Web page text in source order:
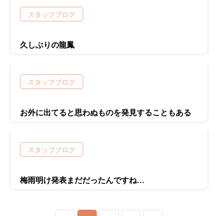
スタッフブログ
久しぶりの龍鳳
スタッフブログ
お外に出てると思わぬものを発見することもある
スタッフブログ
梅雨明け発表まだだったんですね…